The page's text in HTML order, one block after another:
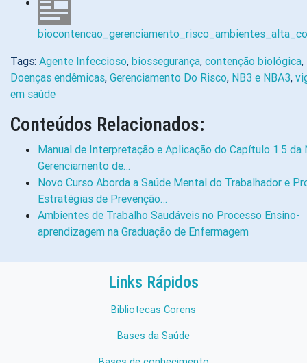
Tags: Agente Infeccioso, biossegurança, contenção biológica,
Doenças endêmicas, Gerenciamento Do Risco, NB3 e NBA3,
em saúde
Conteúdos Relacionados:
Manual de Interpretação e Aplicação do Capítulo 1.5 da
Gerenciamento de…
Novo Curso Aborda a Saúde Mental do Trabalhador e
Estratégias de Prevenção…
Ambientes de Trabalho Saudáveis no Processo Ensino-
aprendizagem na Graduação de Enfermagem
Links Rápidos
Bibliotecas Corens
Bases da Saúde